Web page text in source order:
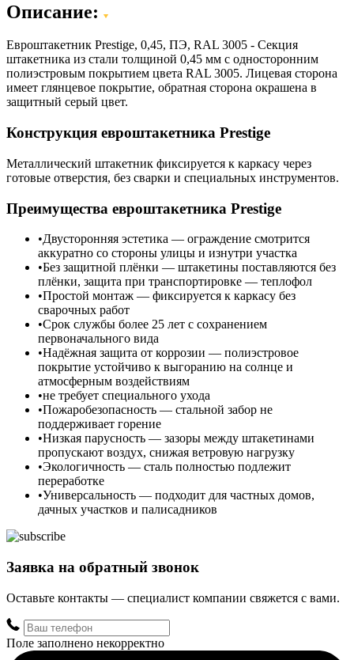
Описание:
Евроштакетник Prestige, 0,45, ПЭ, RAL 3005 - Секция
штакетника из стали толщиной 0,45 мм с односторонним
полиэстровым покрытием цвета RAL 3005. Лицевая сторона
имеет глянцевое покрытие, обратная сторона окрашена в
защитный серый цвет.
Конструкция евроштакетника Prestige
Металлический штакетник фиксируется к каркасу через
готовые отверстия, без сварки и специальных инструментов.
Преимущества евроштакетника Prestige
Двусторонняя эстетика — ограждение смотрится
аккуратно со стороны улицы и изнутри участка
Без защитной плёнки — штакетины поставляются без
плёнки, защита при транспортировке — теплофол
Простой монтаж — фиксируется к каркасу без
сварочных работ
Срок службы более 25 лет с сохранением
первоначального вида
Надёжная защита от коррозии — полиэстровое
покрытие устойчиво к выгоранию на солнце и
атмосферным воздействиям
не требует специального ухода
Пожаробезопасность — стальной забор не
поддерживает горение
Низкая парусность — зазоры между штакетинами
пропускают воздух, снижая ветровую нагрузку
Экологичность — сталь полностью подлежит
переработке
Универсальность — подходит для частных домов,
дачных участков и палисадников
Заявка на обратный звонок
Оставьте контакты — специалист компании свяжется с вами.
Поле заполнено некорректно